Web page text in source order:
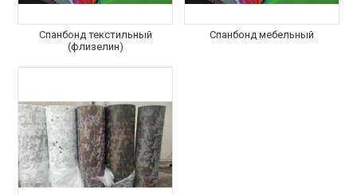
Спанбонд текстильный
(флизелин)
Спанбонд мебельный